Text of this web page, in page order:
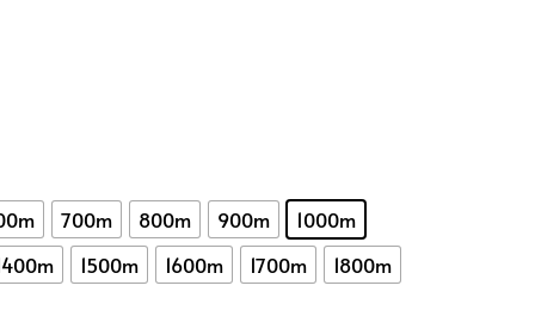
700m 800m 900m
1000m
1500m 1600m 1700m
1800m